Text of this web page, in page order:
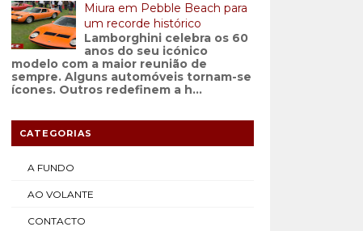
Miura em Pebble Beach para
um recorde histórico
Lamborghini celebra os 60
anos do seu icónico
modelo com a maior reunião de
sempre. Alguns automóveis tornam-se
ícones. Outros redefinem a h...
CATEGORIAS
A FUNDO
AO VOLANTE
CONTACTO